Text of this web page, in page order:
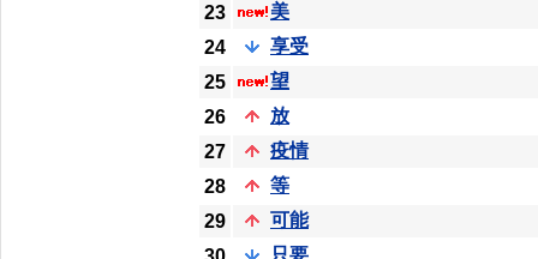
23
美
24
享受
25
望
26
放
27
疫情
28
等
29
可能
只要